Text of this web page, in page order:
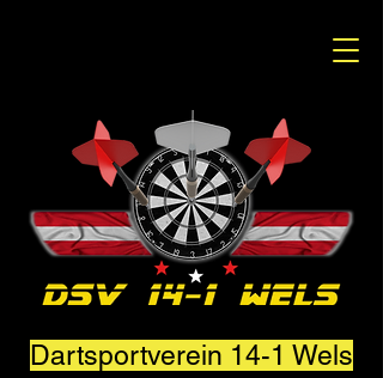
Dartsportverein 14-1 Wels